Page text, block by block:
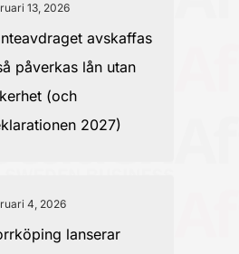
13, 2026
avskaffas
påverkas lån utan
(och
2027)
4, 2026
lanserar